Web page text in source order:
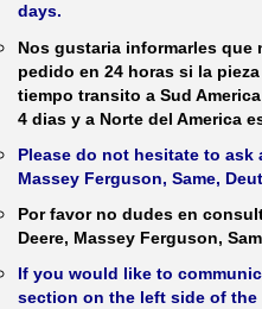
days.
Nos gustaria informarles que
pedido en 24 horas si la
tiempo transito a Sud
4 dias y a Norte del America
Please do not hesitate to ask
Massey Ferguson, Same,
Por favor no dudes en
Deere, Massey Ferguson,
If you would like to
section on the left side of